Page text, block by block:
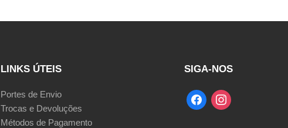
LINKS ÚTEIS
Portes de Envio
Trocas e Devoluções
Métodos de Pagamento
SIGA-NOS